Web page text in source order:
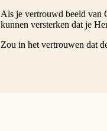
Als je vertrouwd beeld van
kunnen versterken dat je
Zou in het vertrouwen dat